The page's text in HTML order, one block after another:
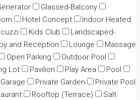
Glassed-Balcony
Hotel Concept
Indoor Heated
Kids Club
Landscaped-
and Reception Lounge
Massage
Open Parking
Outdoor Pool
Lot Pavilion Play Area
Pool
Private Garden
Private Pool
Rooftop (Terrace)
Salt